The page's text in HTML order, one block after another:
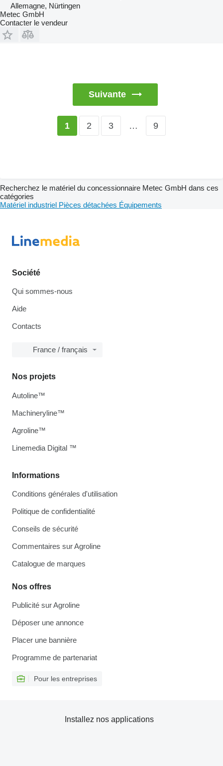
Allemagne, Nürtingen
Metec GmbH
Contacter le vendeur
Suivante
1 2 3 … 9
Recherchez le matériel du concessionnaire Metec GmbH dans ces
catégories
Matériel industriel Pièces détachées Équipements
Société
Qui sommes-nous
Aide
Contacts
France / français
Informations
Conditions générales d'utilisation
Politique de confidentialité
Conseils de sécurité
Commentaires sur Agroline
Catalogue de marques
Nos offres
Publicité sur Agroline
Déposer une annonce
Placer une bannière
Programme de partenariat
Pour les entreprises
Nos projets
Autoline™
Machineryline™
Agroline™
Linemedia Digital ™
Installez nos applications